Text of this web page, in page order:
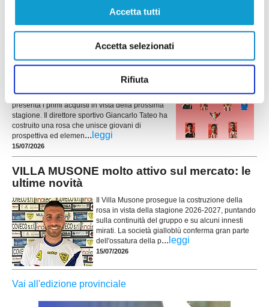
Accetta tutti
Accetta selezionati
Rifiuta
di esperienza. In attacco arriva Giuseppe Di
...leggi
15/07/2026
LEONESSA MONTORO. Tanti volti nuovi per
La Leonessa Montoro è molto attiva sul mercato e
presenta i primi acquisti in vista della prossima
stagione. Il direttore sportivo Giancarlo Tateo ha
costruito una rosa che unisce giovani di
prospettiva ed elemen... leggi
15/07/2026
VILLA MUSONE molto attivo sul mercato: le
ultime novità
Il Villa Musone prosegue la costruzione della
rosa in vista della stagione 2026-2027, puntando
sulla continuità del gruppo e su alcuni innesti
mirati. La società gialloblù conferma gran parte
dell'ossatura della p... leggi
15/07/2026
Vai all'edizione provinciale